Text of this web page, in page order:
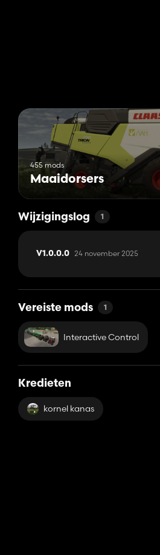
455 mods
Maaidorsers
Wijzigingslog 1
V1.0.0.0 24 november 2025
Vereiste mods 1
Interactive Control
Kredieten
kornel kanas